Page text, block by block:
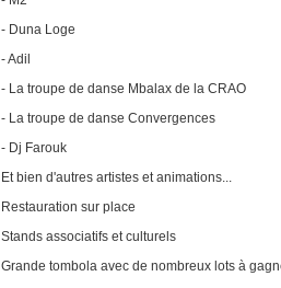
- Duna Loge
- Adil
- La troupe de danse Mbalax de la CRAO
- La troupe de danse Convergences
- Dj Farouk
Et bien d'autres artistes et animations...
Restauration sur place
Stands associatifs et culturels
Grande tombola avec de nombreux lots à